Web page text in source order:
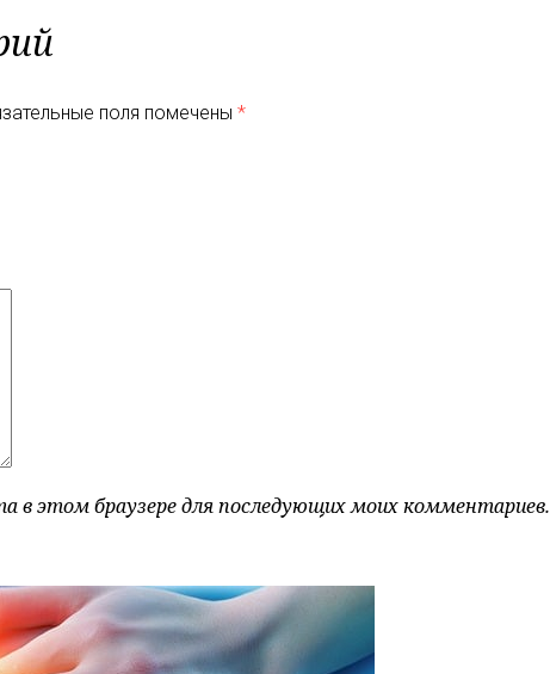
поля помечены *
в этом браузере для последующих моих комментариев.